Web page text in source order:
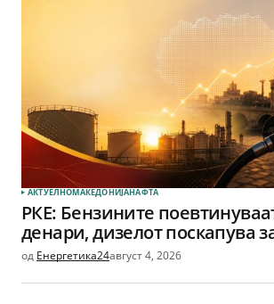
АКТУЕЛНОМАКЕДОНИЈАНАФТА
РКЕ: Бензините
денари, дизелот поскапува
од Енергетика24август 4, 2026